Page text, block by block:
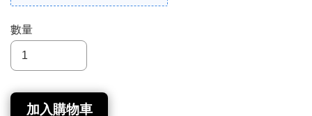
數量
加入購物車